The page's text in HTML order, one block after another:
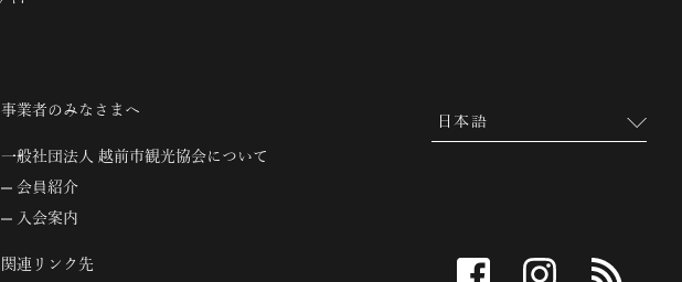
事業者のみなさまへ
一般社団法人 越前市観光協会について
会員紹介
入会案内
関連リンク先 facebook instagram